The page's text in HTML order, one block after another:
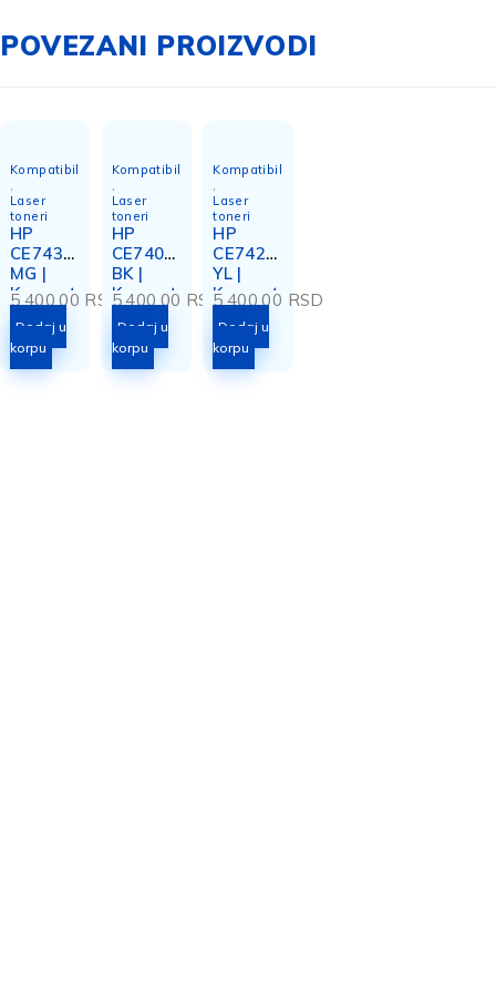
POVEZANI PROIZVODI
Kompatibilni
,
Laser
toneri
HP
CE743A
MG |
Kompat
toner
5.400,00 RSD
Dodaj u
korpu
Kompatibilni
,
Laser
toneri
HP
CE740A
BK |
Kompat
toner
5.400,00 RSD
Dodaj u
korpu
Kompatibilni
,
Laser
toneri
HP
CE742A
YL |
Kompat
toner
5.400,00 RSD
Dodaj u
korpu